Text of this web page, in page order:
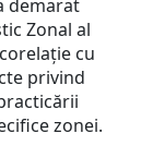
demarat
Zonal al
cu
privind
zonei.